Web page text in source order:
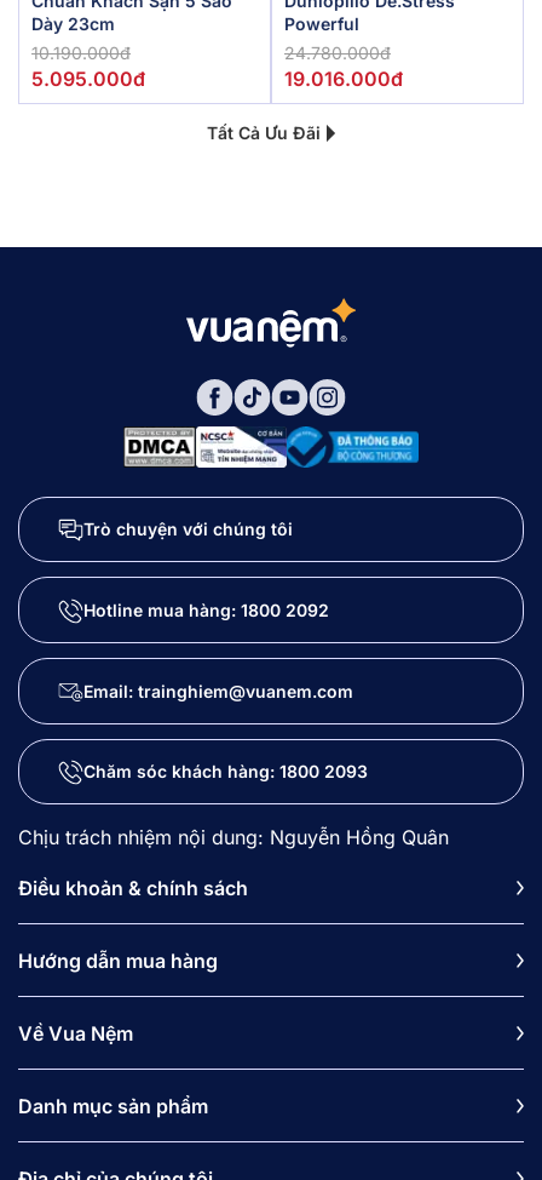
Dày 23cm
10.190.000đ
5.095.000đ
Powerful
24.780.000đ
19.016.000đ
Tất Cả Ưu Đãi
Trò chuyện với chúng tôi
Hotline mua hàng: 1800 2092
Email: trainghiem@vuanem.com
Chăm sóc khách hàng: 1800 2093
Chịu trách nhiệm nội dung: Nguyễn Hồng Quân
Điều khoản & chính sách
Hướng dẫn mua hàng
Về Vua Nệm
Danh mục sản phẩm